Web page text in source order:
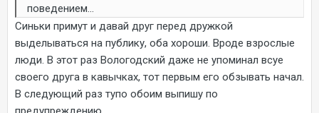
поведением...
Синьки примут и давай друг перед дружкой
выделываться на публику, оба хороши. Вроде взрослые
люди. В этот раз Вологодский даже не упоминал всуе
своего друга в кавычках, тот первым его обзывать начал.
В следующий раз тупо обоим выпишу по